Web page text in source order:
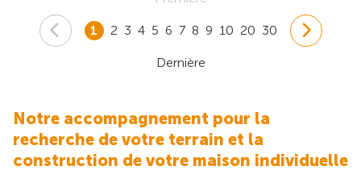
1 2 3 4 5 6 7 8 9 10 20 30
Dernière
Notre accompagnement pour la
recherche de votre terrain et la
construction de votre maison individuelle